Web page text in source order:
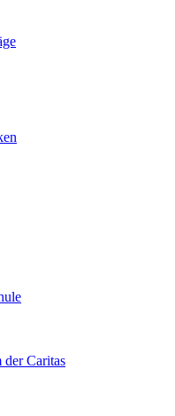
der Caritas